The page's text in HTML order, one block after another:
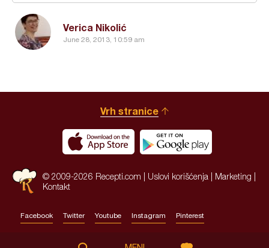
Verica Nikolić
June 28, 2013, 10:59 am
Vrh stranice
© 2009-2026 Recepti.com | Uslovi korišćenja Marketing
Kontakt
Facebook Twitter Youtube Instagram Pinterest